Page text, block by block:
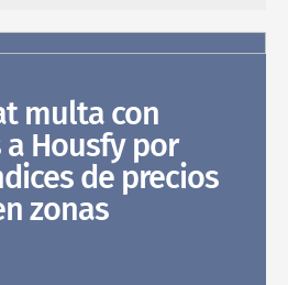
multa con
Housfy por
de precios
zonas